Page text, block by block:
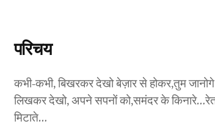
परिचय
कभी-कभी, बिखरकर देखो बेज़ार से होकर,तुम
लिखकर देखो, अपने सपनों को,समंदर के
मिटाते…